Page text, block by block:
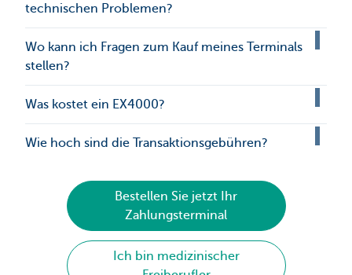
technischen Problemen?
Wo kann ich Fragen zum Kauf meines Terminals
stellen?
Was kostet ein EX4000?
Wie hoch sind die Transaktionsgebühren?
Bestellen Sie jetzt Ihr
Zahlungsterminal
Ich bin medizinischer